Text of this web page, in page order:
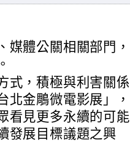
媒體公關相關部門，
式，積極與利害關係
北金鵰微電影展」，
看見更多永續的可能
發展目標議題之興